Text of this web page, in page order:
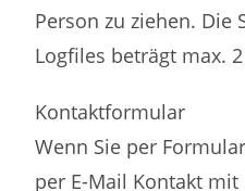
Person zu ziehen. Die
Logfiles beträgt max.
Kontaktformular
Wenn Sie per
per E-Mail Kontakt